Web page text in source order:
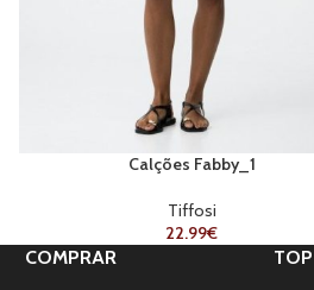
Calções Fabby_1
Tiffosi
22.99€
COMPRAR